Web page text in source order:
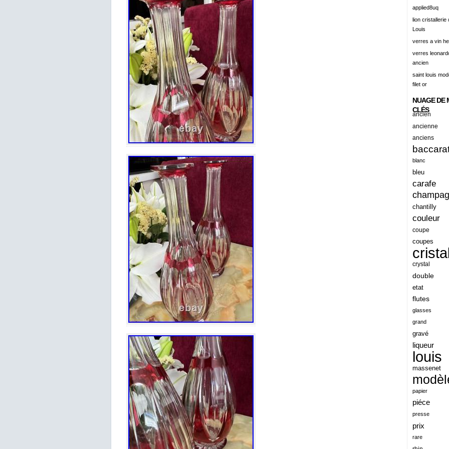
alisation
amazing
america
amiante
ancien
ancienes
ancienne
anciennes
anciens
ancient
anecdotes
angeles
angoul
animaux
antique
antiquite
apollo
applaudis
arch
architecture
ariel
armonica
arta
applied8uq
lion cristallerie
Louis
verres a vin
verres
ancien
saint louis
filet or
NUAGE DE
CLÉS
ancien
ancienne
anciens
blanc
bleu
carafe
chantilly
couleur
coupe
coupes
crystal
double
etat
flutes
glasses
grand
gravé
liqueur
louis
massenet
papier
piéce
presse
prix
rare